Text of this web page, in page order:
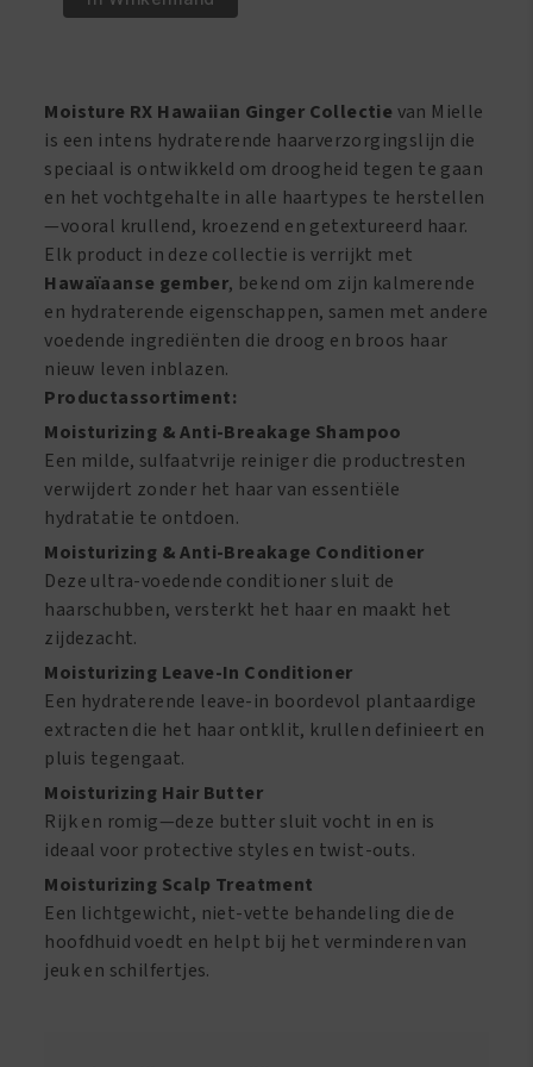
Ginger
Gel
12oz
/
340gm
aantal
Moisture RX Hawaiian Ginger Collectie van Mielle
is een intens hydraterende haarverzorgingslijn die
speciaal is ontwikkeld om droogheid tegen te gaan
en het vochtgehalte in alle haartypes te herstellen
—vooral krullend, kroezend en getextureerd haar.
Elk product in deze collectie is verrijkt met
Hawaïaanse gember, bekend om zijn kalmerende
en hydraterende eigenschappen, samen met andere
voedende ingrediënten die droog en broos haar
nieuw leven inblazen.
Productassortiment:
Moisturizing & Anti-Breakage Shampoo
Een milde, sulfaatvrije reiniger die productresten
verwijdert zonder het haar van essentiële
hydratatie te ontdoen.
Moisturizing & Anti-Breakage Conditioner
Deze ultra-voedende conditioner sluit de
haarschubben, versterkt het haar en maakt het
zijdezacht.
Moisturizing Leave-In Conditioner
Een hydraterende leave-in boordevol plantaardige
extracten die het haar ontklit, krullen definieert en
pluis tegengaat.
Moisturizing Hair Butter
Rijk en romig—deze butter sluit vocht in en is
ideaal voor protective styles en twist-outs.
Moisturizing Scalp Treatment
Een lichtgewicht, niet-vette behandeling die de
hoofdhuid voedt en helpt bij het verminderen van
jeuk en schilfertjes.